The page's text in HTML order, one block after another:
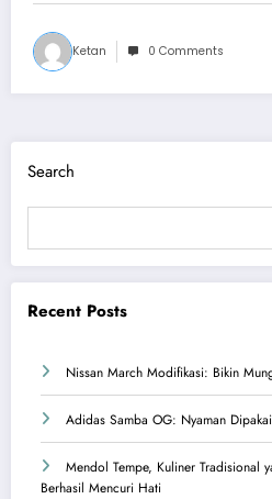
Ketan 0 Comments
Search
Recent Posts
Nissan March Modifikasi: Bikin
Adidas Samba OG: Nyaman
Mendol Tempe, Kuliner Tradisional
Berhasil Mencuri Hati